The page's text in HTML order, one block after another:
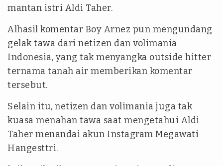
mantan istri Aldi Taher.
Alhasil komentar Boy Arnez pun mengundang
gelak tawa dari netizen dan volimania
Indonesia, yang tak menyangka outside hitter
ternama tanah air memberikan komentar
tersebut.
Selain itu, netizen dan volimania juga tak
kuasa menahan tawa saat mengetahui Aldi
Taher menandai akun Instagram Megawati
Hangesttri.